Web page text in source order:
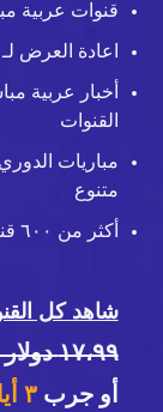
قنوات عربية
اعادة العرض لـ ٨ ايام لتشاهد كل ما فاتك
أخبار عربية
القنوات
مباريات
متنوع
أكثر من ٦٠٠ قناة عربية وأمريكية مجانية
شاهد كل
١٧،٩٩ دولار شهرياً
أو جرب٣